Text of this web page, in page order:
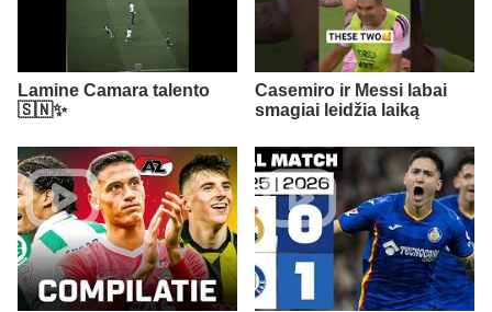
Lamine Camara talento
🇸🇳✨
Casemiro ir Messi labai
smagiai leidžia laiką